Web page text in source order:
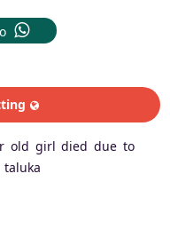
old girl died due to
taluka